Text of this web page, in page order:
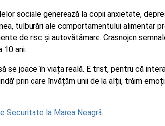
sociale generează la copii anxietate,
tulburări ale comportamentului alimentar
de risc și autovătămare. Crasnojon
10 ani.
se joace în viața reală. E trist, pentru că
prin care învățăm unii de la alții, trăim
Securitate la Marea Neagră.